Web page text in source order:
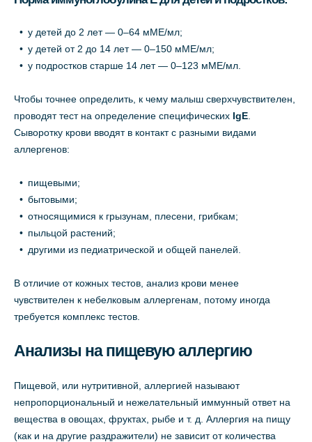
у детей до 2 лет — 0–64 мМЕ/мл;
у детей от 2 до 14 лет — 0–150 мМЕ/мл;
у подростков старше 14 лет — 0–123 мМЕ/мл.
Чтобы точнее определить, к чему малыш сверхчувствителен,
проводят тест на определение специфических IgE
Сыворотку крови вводят в контакт с разными видами
аллергенов:
пищевыми;
бытовыми;
относящимися к грызунам, плесени, грибкам;
пыльцой растений;
другими из педиатрической и общей панелей.
В отличие от кожных тестов, анализ крови менее
чувствителен к небелковым аллергенам, потому иногда
требуется комплекс тестов.
Анализы на пищевую аллергию
Пищевой, или нутритивной, аллергией называют
непропорциональный и нежелательный иммунный ответ на
вещества в овощах, фруктах, рыбе и т. д. Аллергия на пищу
(как и на другие раздражители) не зависит от количества